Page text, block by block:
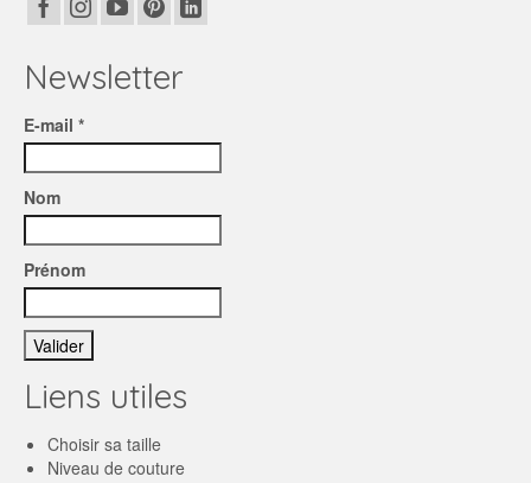
Newsletter
E-mail *
Nom
Prénom
Liens utiles
Choisir sa taille
Niveau de couture